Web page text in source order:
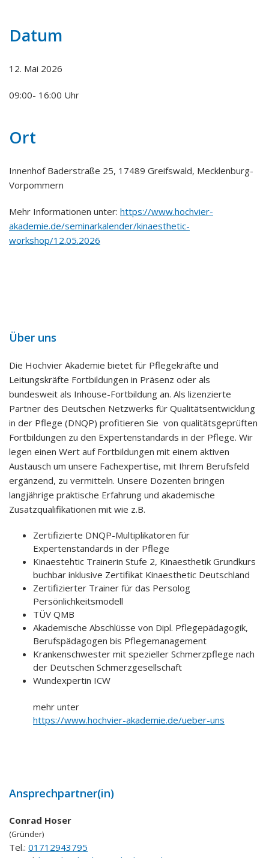
Datum
12. Mai 2026
09:00- 16:00 Uhr
Ort
Innenhof Baderstraße 25, 17489 Greifswald, Mecklenburg-
Vorpommern
Mehr Informationen unter: https://www.hochvier-
akademie.de/seminarkalender/kinaesthetic-
workshop/12.05.2026
Über uns
Die Hochvier Akademie bietet für Pflegekräfte und
Leitungskräfte Fortbildungen in Präsenz oder als
bundesweit als Inhouse-Fortbildung an. Als lizenzierte
Partner des Deutschen Netzwerks für Qualitätsentwicklung
in der Pflege (DNQP) profitieren Sie von qualitätsgeprüften
Fortbildungen zu den Expertenstandards in der Pflege. Wir
legen einen Wert auf Fortbildungen mit einem aktiven
Austausch um unsere Fachexpertise, mit Ihrem Berufsfeld
ergänzend, zu vermitteln. Unsere Dozenten bringen
langjährige praktische Erfahrung und akademische
Zusatzqualifikationen mit wie z.B.
Zertifizierte DNQP-Multiplikatoren für
Expertenstandards in der Pflege
Kinaestehtic Trainerin Stufe 2, Kinaesthetik Grundkurs
buchbar inklusive Zertifikat Kinaesthetic Deutschland
Zertifizierter Trainer für das Persolog
Persönlichkeitsmodell
TÜV QMB
Akademische Abschlüsse von Dipl. Pflegepädagogik,
Berufspädagogen bis Pflegemanagement
Krankenschwester mit spezieller Schmerzpflege nach
der Deutschen Schmerzgesellschaft
Wundexpertin ICW
mehr unter
https://www.hochvier-akademie.de/ueber-uns
Ansprechpartner(in)
Conrad Hoser
(Gründer)
Tel.: 01712943795